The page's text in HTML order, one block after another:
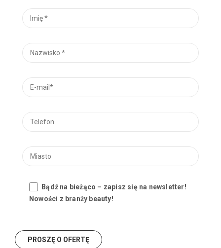
Bądź na bieżąco – zapisz się na newsletter!
Nowości z branży beauty!